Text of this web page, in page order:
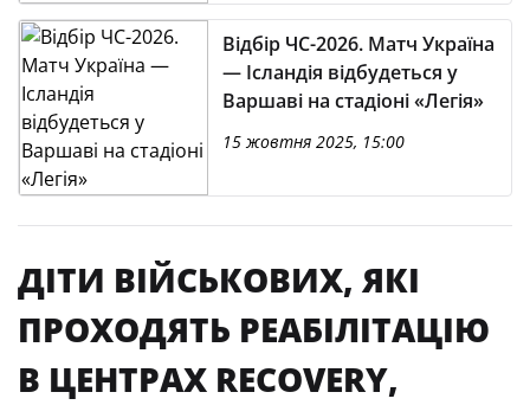
Відбір ЧС-2026. Матч Україна
— Ісландія відбудеться у
Варшаві на стадіоні «Легія»
15 жовтня 2025, 15:00
ДІТИ ВІЙСЬКОВИХ, ЯКІ
ПРОХОДЯТЬ РЕАБІЛІТАЦІЮ
В ЦЕНТРАХ RECOVERY,